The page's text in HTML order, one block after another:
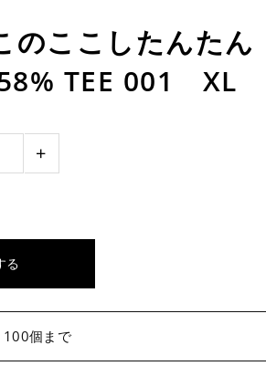
のここしたんたん
TEE 001 XL
+
100個まで